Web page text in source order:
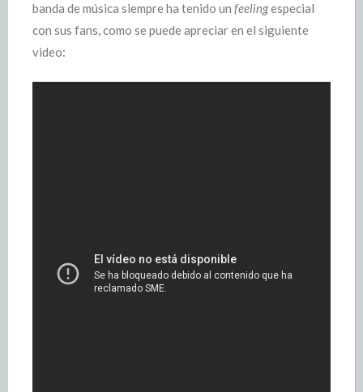
banda de música siempre ha tenido un feelingespecial
con sus fans, como se puede apreciar en el siguiente
video: